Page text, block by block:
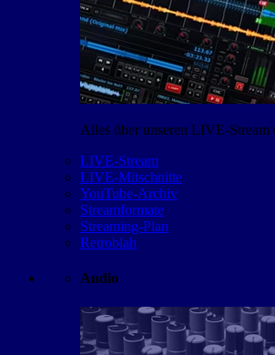
Alles über unseren LIVE-Stream
LIVE-Stream
LIVE-Mitschnitte
YouTube-Archiv
Streamformate
Streaming-Plan
Retroblah
Audio